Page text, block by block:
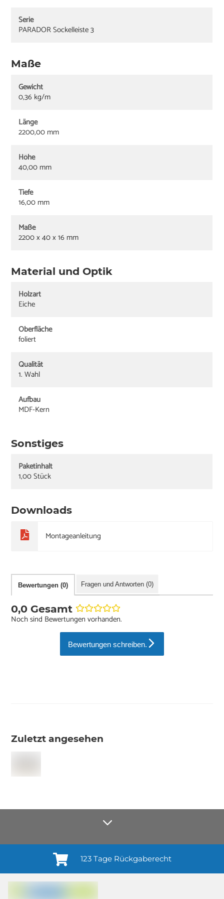
Serie
PARADOR Sockelleiste 3
Maße
Gewicht
0,36 kg/m
Länge
2200,00 mm
Höhe
40,00 mm
Tiefe
16,00 mm
Maße
2200 x 40 x 16 mm
Material und Optik
Holzart
Eiche
Oberfläche
foliert
Qualität
1. Wahl
Aufbau
MDF-Kern
Sonstiges
Paketinhalt
1,00 Stück
Downloads
Montageanleitung
Bewertungen (0) Fragen und Antworten (0)
0,0 Gesamt
Noch sind Bewertungen vorhanden.
Bewertungen schreiben.
Zuletzt angesehen
Anmelden¹
123 Tage Rückgaberecht